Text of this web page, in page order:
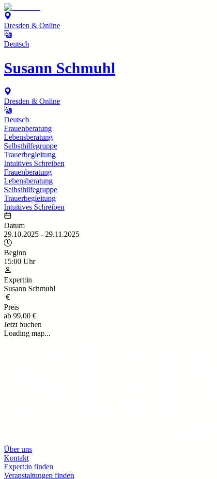
Dresden & Online
Deutsch
Susann Schmuhl
Dresden & Online
Deutsch
Frauenberatung
Lebensberatung
Selbsthilfegruppe
Trauerbegleitung
Intuitives Schreiben
Frauenberatung
Lebensberatung
Selbsthilfegruppe
Trauerbegleitung
Intuitives Schreiben
Datum
29.10.2025 - 29.11.2025
Beginn
15:00 Uhr
Expert:in
Susann Schmuhl
Preis
ab 99,00 €
Jetzt buchen
Loading map...
Über uns
Kontakt
Expert:in finden
Veranstaltungen finden